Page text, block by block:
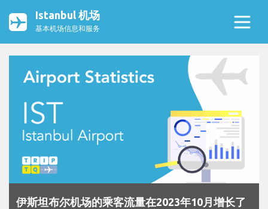
Istanbul 机场
基本机场信息和服务
伊斯坦布尔机场的乘客流量在2023年10月增长了